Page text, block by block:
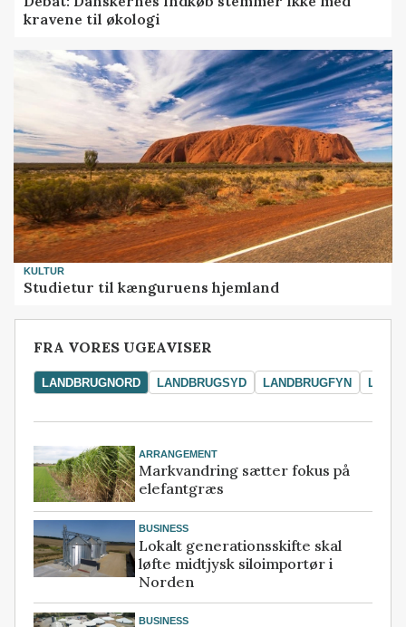
kravene til økologi
KULTUR
Studietur til kænguruens hjemland
FRA VORES UGEAVISER
LANDBRUGNORD LANDBRUGSYD LANDBRUGFYN
ARRANGEMENT
Markvandring sætter fokus på
elefantgræs
BUSINESS
Lokalt generationsskifte skal
løfte midtjysk siloimportør i
Norden
BUSINESS